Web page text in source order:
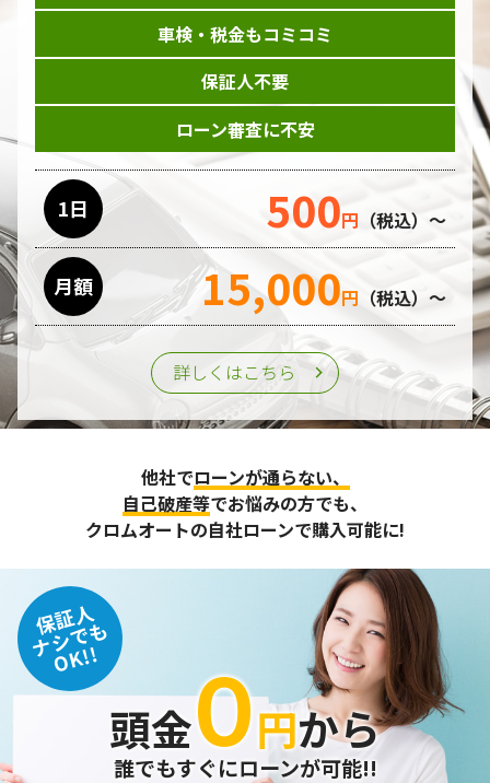
車検・税金もコミコミ
保証人不要
ローン審査に不安
1日 500円 （税込）～
月額 15,000円 （税込）～
詳しくはこちら
他社でローンが通らない、
自己破産等でお悩みの方でも、
クロムオートの自社ローンで購入可能に!
保証人
ナシでも
OK!!
頭金０円から
誰でもすぐにローンが可能!!